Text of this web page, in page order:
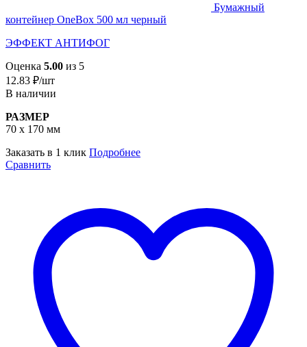
Бумажный
контейнер OneBox 500 мл черный
ЭФФЕКТ АНТИФОГ
Оценка 5.00 из 5
12.83 ₽/шт
В наличии
РАЗМЕР
70 х 170 мм
Заказать в 1 клик Подробнее
Сравнить